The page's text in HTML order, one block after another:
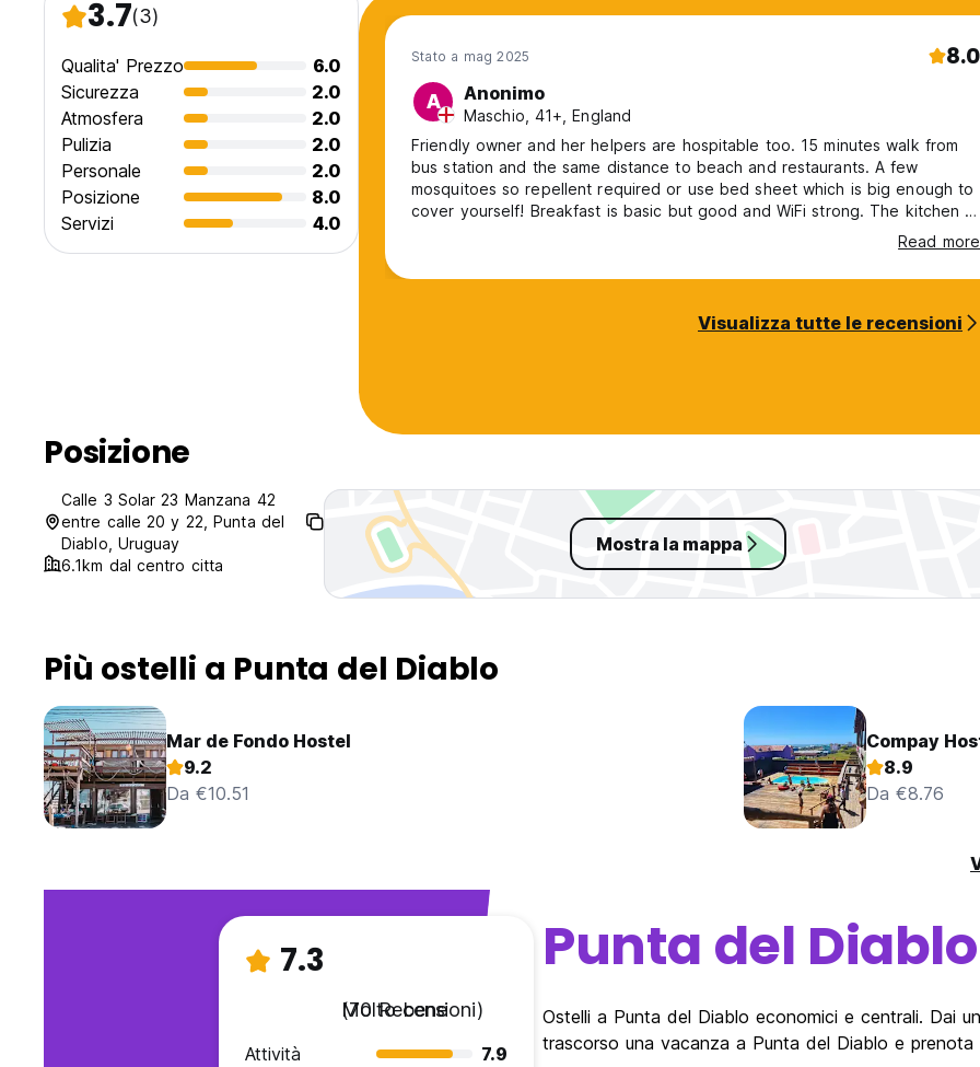
3.7(3)
Qualita' Prezzo
6.0
Sicurezza
2.0
Atmosfera
2.0
Pulizia
2.0
Personale
2.0
Posizione
8.0
Servizi
4.0
Stato a mag 2025 8.0
A Anonimo
Maschio, 41+, England
Friendly owner and her helpers are hospitable too. 15 minutes walk from
bus station and the same distance to beach and restaurants. A few
mosquitoes so repellent required or use bed sheet which is big enough to
cover yourself! Breakfast is basic but good and WiFi strong. The kitchen is
small but has what you need. Quiet neighbourhood at night although dogs
outside - a dog from street might steal it.
Read more
Visualizza tutte le recensioni
Posizione
Calle 3 Solar 23 Manzana 42
entre calle 20 y 22, Punta del
Diablo, Uruguay
6.1km dal centro citta
Mostra la mappa
Più ostelli a Punta del Diablo
Mar de Fondo Hostel
9.2
Da €10.51
Compay
8.9
Da €8.76
7.3
Molto bene
(70 Recensioni)
Attività
7.9
Punta del Diablo
Ostelli a Punta del Diablo economici e centrali. Dai
trascorso una vacanza a Punta del Diablo e